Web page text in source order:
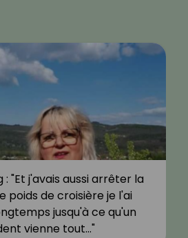
: "Et j'avais aussi arrêter la
poids de croisière je l'ai
jusqu'à ce qu'un
vienne tout…"